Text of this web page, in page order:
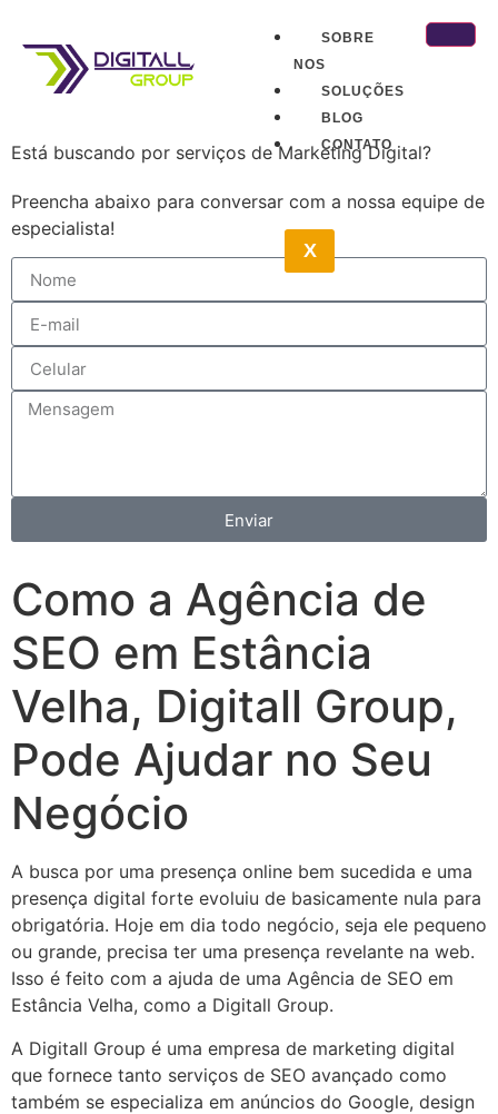
SOBRE
NOS
SOLUÇÕES
BLOG
CONTATO
X
Está buscando por serviços de Marketing Digital?
Preencha abaixo para conversar com a nossa equipe de
especialista!
Enviar
Como a Agência de
SEO em Estância
Velha, Digitall Group,
Pode Ajudar no Seu
Negócio
A busca por uma presença online bem sucedida e uma
presença digital forte evoluiu de basicamente nula para
obrigatória. Hoje em dia todo negócio, seja ele pequeno
ou grande, precisa ter uma presença revelante na web.
Isso é feito com a ajuda de uma Agência de SEO em
Estância Velha, como a Digitall Group.
A Digitall Group é uma empresa de marketing digital
que fornece tanto serviços de SEO avançado como
também se especializa em anúncios do Google, design